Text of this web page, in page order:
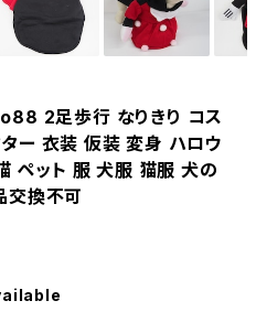
2足歩行 なりきり コス
ー 衣装 仮装 変身 ハロウ
ペット 服 犬服 猫服 犬の
交換不可